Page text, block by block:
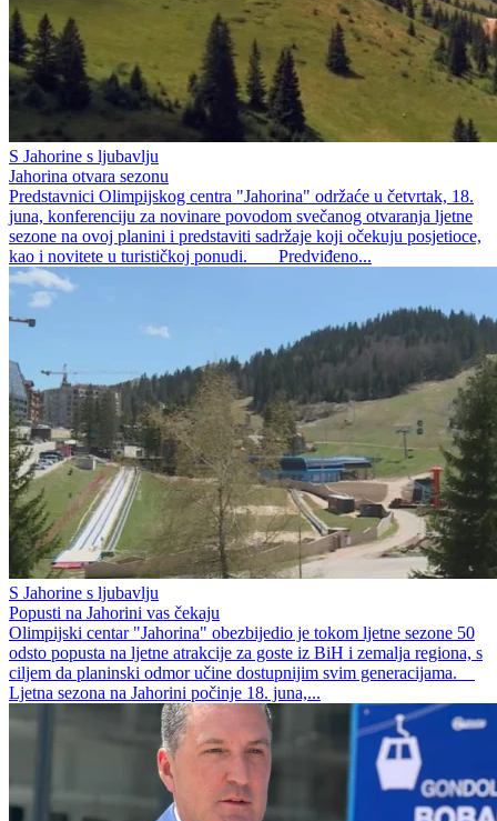
S Jahorine s ljubavlju
Jahorina otvara sezonu
Predstavnici Olimpijskog centra "Jahorina" održaće u četvrtak, 18.
juna, konferenciju za novinare povodom svečanog otvaranja ljetne
sezone na ovoj planini i predstaviti sadržaje koji očekuju posjetioce,
kao i novitete u turističkoj ponudi. Predviđeno...
S Jahorine s ljubavlju
Popusti na Jahorini vas čekaju
Olimpijski centar "Jahorina" obezbijedio je tokom ljetne sezone 50
odsto popusta na ljetne atrakcije za goste iz BiH i zemalja regiona, s
ciljem da planinski odmor učine dostupnijim svim generacijama.
Ljetna sezona na Jahorini počinje 18. juna,...